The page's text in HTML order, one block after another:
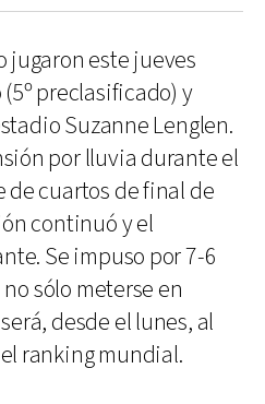
jugaron este jueves
preclasificado) y
Suzanne Lenglen.
por lluvia durante el
cuartos de final de
continuó y el
Se impuso por 7-6
sólo meterse en
desde el lunes, al
ranking mundial.